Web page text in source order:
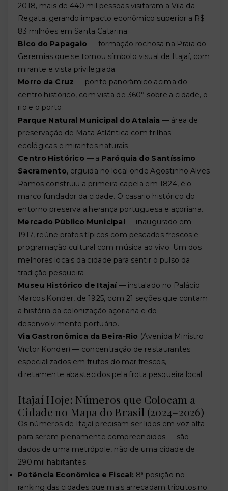
2018, mais de 440 mil pessoas visitaram a Vila da
Regata, gerando impacto econômico superior a R$
83 milhões em Santa Catarina.
Bico do Papagaio — formação rochosa na Praia do
Geremias que se tornou símbolo visual de Itajaí, com
mirante e vista privilegiada.
Morro da Cruz — ponto panorâmico acima do
centro histórico, com vista de 360° sobre a cidade, o
rio e o porto.
Parque Natural Municipal do Atalaia — área de
preservação de Mata Atlântica com trilhas
ecológicas e mirantes naturais.
Centro Histórico — a Paróquia do Santíssimo
Sacramento, erguida no local onde Agostinho Alves
Ramos construiu a primeira capela em 1824, é o
marco fundador da cidade. O casario histórico do
entorno preserva a herança portuguesa e açoriana.
Mercado Público Municipal — inaugurado em
1917, reúne pratos típicos com pescados frescos e
programação cultural com música ao vivo. Um dos
melhores locais da cidade para sentir o pulso da
tradição pesqueira.
Museu Histórico de Itajaí— instalado no Palácio
Marcos Konder, de 1925, com 21 seções que contam
a história da colonização açoriana e do
desenvolvimento portuário.
Via Gastronômica da Beira-Rio (Avenida Ministro
Victor Konder) — concentração de restaurantes
especializados em frutos do mar frescos,
diretamente abastecidos pela frota pesqueira local.
Itajaí Hoje: Números que Colocam a
Cidade no Mapa do Brasil (2024–2026)
Os números de Itajaí precisam ser lidos em voz alta
para serem plenamente compreendidos — são
dados de uma metrópole, não de uma cidade de
290 mil habitantes:
Potência Econômica e Fiscal: 8ª posição no
ranking das cidades que mais arrecadam tributos no